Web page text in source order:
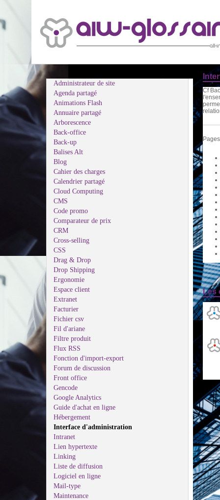
Administrateur de site
Agenda partagé
Animations Flash
Annuaire partagé
Arborescence
Back-office
Back-up
Balises Alt
Blog
Cahier des charges
Calendrier partagé
Cloud Computing
CMS
Code promo
Comparateur de prix
CRM
Cross-selling
CSS
Drag & Drop
Drop Shipping
Ergonomie
Espace client
Extranet
Facturier
Fichier csv
Fil d'ariane
Filtre produit
Flux RSS
Fonction d'import-export
Forum de discussion
Front office
Gencode
Google Analytics
Guide d'achat en ligne
Hébergement
Interface d'administration
Intranet
Lien hypertexte
Linking
Liste de diffusion
Logiciel en ligne
Mail-type
Maintenance
Cf
Les